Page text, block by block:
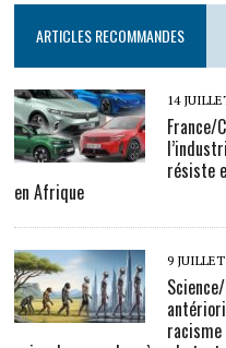
ARTICLES RECOMMANDES
14
France/
résiste
en Afrique
9